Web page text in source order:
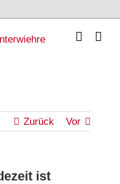
Zurück Vor
ist